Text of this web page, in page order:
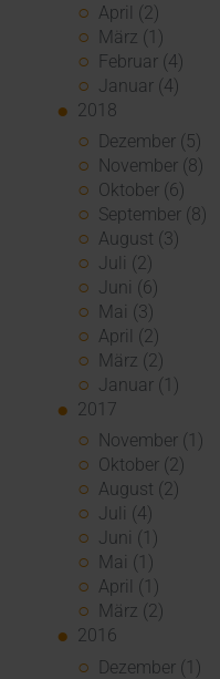
April (2)
März (1)
Februar (4)
Januar (4)
2018
Dezember (5)
November (8)
Oktober (6)
September (8)
August (3)
Juli (2)
Juni (6)
Mai (3)
April (2)
März (2)
Januar (1)
2017
November (1)
Oktober (2)
August (2)
Juli (4)
Juni (1)
Mai (1)
April (1)
März (2)
2016
Dezember (1)